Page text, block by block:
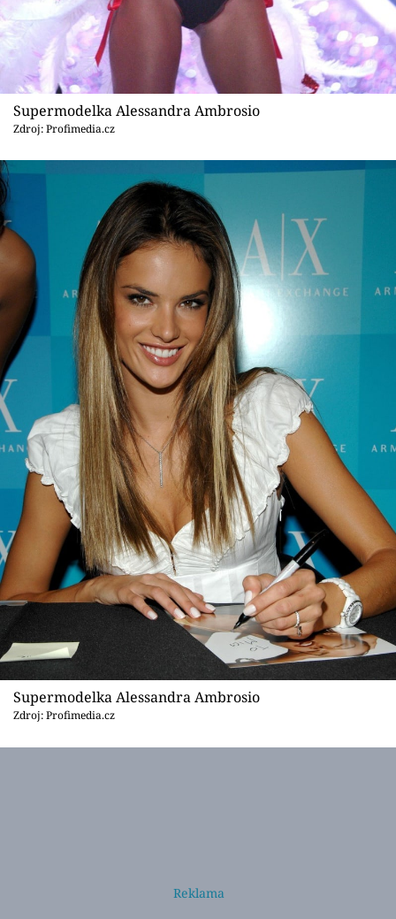
Supermodelka Alessandra Ambrosio
Zdroj: Profimedia.cz
Supermodelka Alessandra Ambrosio
Zdroj: Profimedia.cz